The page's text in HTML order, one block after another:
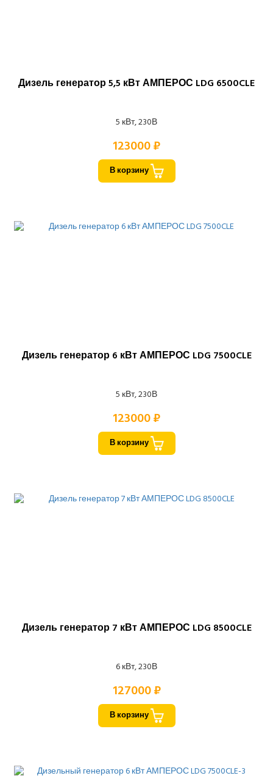
Дизель генератор 5,5 кВт АМПЕРОС LDG 6500CLE
5 кВт, 230В
123000 ₽
В корзину
Дизель генератор 6 кВт АМПЕРОС LDG 7500CLE
5 кВт, 230В
123000 ₽
В корзину
Дизель генератор 7 кВт АМПЕРОС LDG 8500CLE
6 кВт, 230В
127000 ₽
В корзину